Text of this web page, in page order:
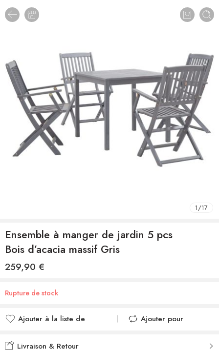
1/17
Ensemble à manger de jardin 5 pcs
Bois d’acacia massif Gris
259,90 €
Rupture de stock
Ajouter à la liste de
Ajouté à la liste de
Ajouter pour
Livraison & Retour